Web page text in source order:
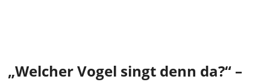
„Welcher Vogel singt denn da?“ –